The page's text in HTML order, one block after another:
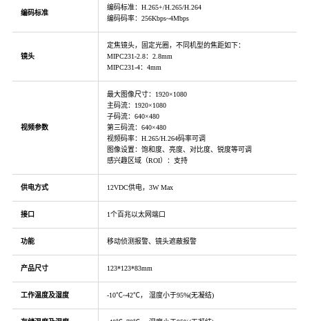
编码标准
编码标准：H.265+/H.265/H.264
编码码率：256Kbps~4Mbps
镜头
定焦镜头，固定光圈，不同机型的焦距如下：
MIPC231-2.8：2.8mm
MIPC231-4：4mm
视频参数
最大图像尺寸：1920×1080
主码流：1920×1080
子码流：640×480
第三码流：640×480
视频码率：H.265/H.264码率可调
图像设置：饱和度、亮度、对比度、锐度等可调
感兴趣区域（ROI）：支持
供电方式 12VDC供电，3W Max
接口 1个百兆以太网端口
功能 移动侦测报警、镜头遮蔽报警
产品尺寸 123*123*83mm
工作温度及湿度 -10℃~42℃， 湿度小于95%(无凝结)